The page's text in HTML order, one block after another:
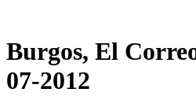
Burgos, El
07-2012